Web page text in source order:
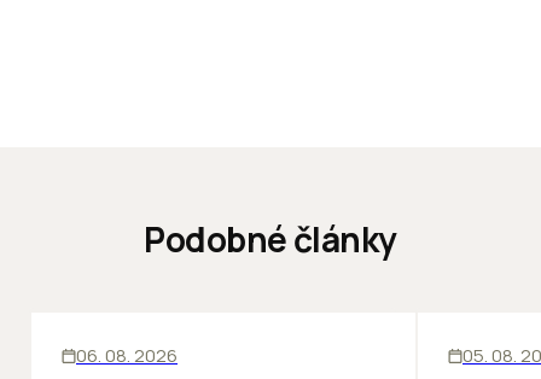
Podobné články
06. 08. 2026 05. 08.